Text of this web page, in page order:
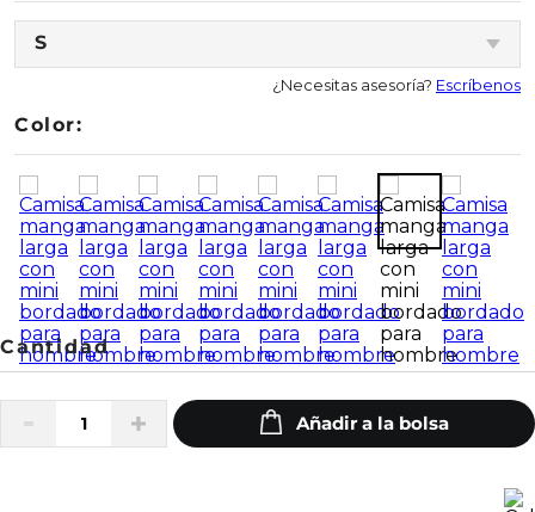
S
¿Necesitas asesoría? Escríbenos
Color: